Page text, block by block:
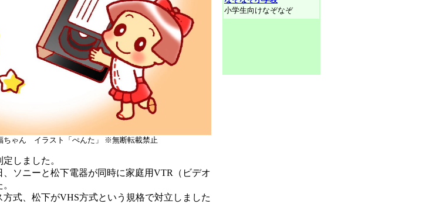
ゃん イラスト「ぺんた」 ※無断転載禁止
しました。
ソニーと松下電器が同時に家庭用VTR（ビデオ
式、松下がVHS方式という規格で対立しました
小学生向けなぞなぞ